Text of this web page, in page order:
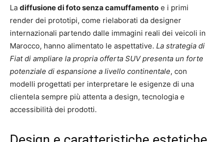
La diffusione di foto senza camuffamento e i primi
render dei prototipi, come rielaborati da designer
internazionali partendo dalle immagini reali dei veicoli in
Marocco, hanno alimentato le aspettative. La strategia di
Fiat di ampliare la propria offerta SUV presenta un forte
potenziale di espansione a livello continentale, con
modelli progettati per interpretare le esigenze di una
clientela sempre più attenta a design, tecnologia e
accessibilità dei prodotti.